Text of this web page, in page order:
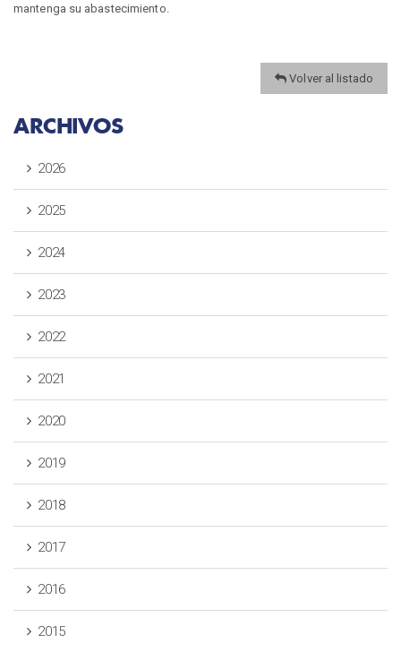
mantenga su abastecimiento.
Volver al listado
ARCHIVOS
2026
2025
2024
2023
2022
2021
2020
2019
2018
2017
2016
2015